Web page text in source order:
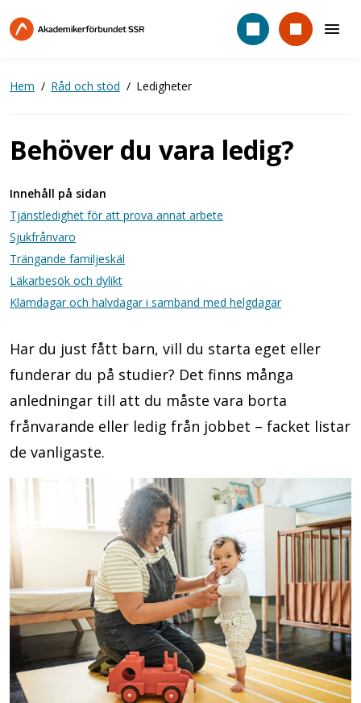
till
Hem Råd och stöd Ledigheter
Behöver du vara ledig?
Innehåll på sidan
Tjänstledighet för att prova annat arbete
Sjukfrånvaro
Trängande familjeskäl
Läkarbesök och dylikt
Klämdagar och halvdagar i samband med helgdagar
Har du just fått barn, vill du starta eget eller
funderar du på studier? Det finns många
anledningar till att du måste vara borta
frånvarande eller ledig från jobbet – facket listar
de vanligaste.